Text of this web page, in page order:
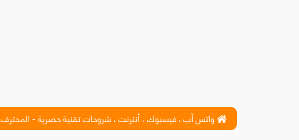
واتس آب ، فيسبوك ، أنترنت ، شروحات تقنية حصرية - المحترف